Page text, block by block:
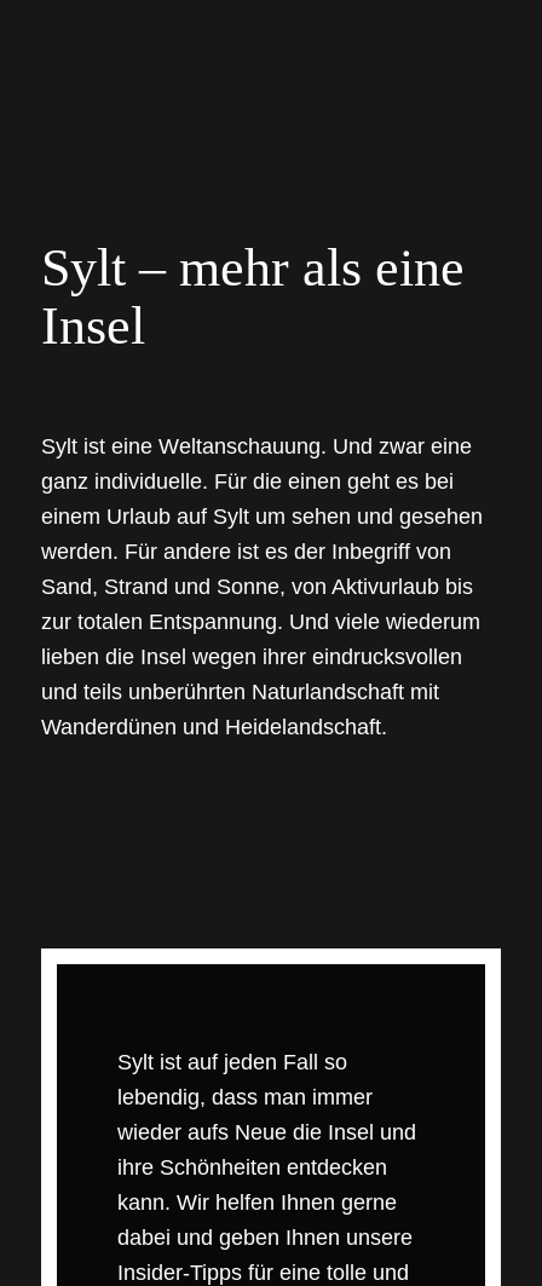
Sylt – mehr als eine
Insel
Sylt ist eine Weltanschauung. Und zwar eine
ganz individuelle. Für die einen geht es bei
einem Urlaub auf Sylt um sehen und gesehen
werden. Für andere ist es der Inbegriff von
Sand, Strand und Sonne, von Aktivurlaub bis
zur totalen Entspannung. Und viele wiederum
lieben die Insel wegen ihrer eindrucksvollen
und teils unberührten Naturlandschaft mit
Wanderdünen und Heidelandschaft.
Sylt ist auf jeden Fall so
lebendig, dass man immer
wieder aufs Neue die Insel und
ihre Schönheiten entdecken
kann. Wir helfen Ihnen gerne
dabei und geben Ihnen unsere
Insider-Tipps für eine tolle und